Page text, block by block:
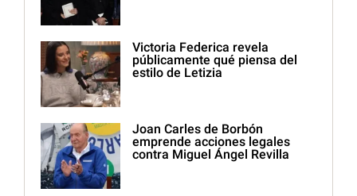
Victoria Federica revela
públicamente qué piensa del
estilo de Letizia
Joan Carles de Borbón
emprende acciones legales
contra Miguel Ángel Revilla